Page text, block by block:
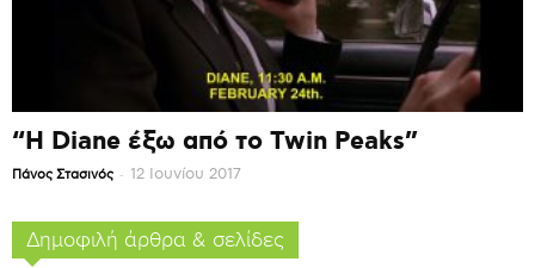
“Η Diane έξω από το Twin Peaks”
Πάνος Στασινός - 12 Ιουνίου 2017
Δημοφιλή άρθρα & σελίδες